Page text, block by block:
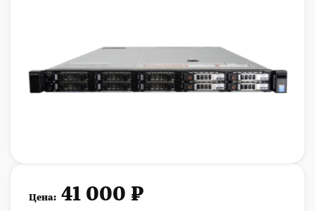
Цена: 41 000 ₽